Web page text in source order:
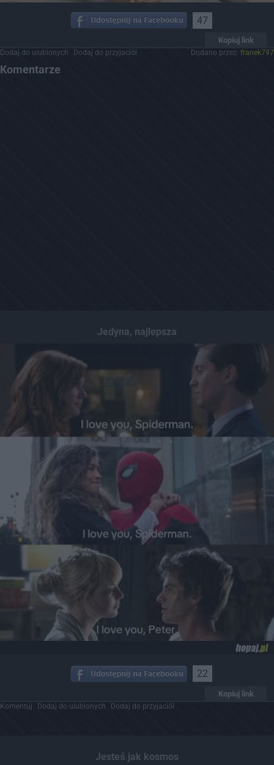
47
Kopiuj link
Dodaj do ulubionych Dodaj do przyjaciół Dodano przez: franek797
Komentarze
Jedyna, najlepsza
22
Kopiuj link
Komentuj Dodaj do ulubionych Dodaj do przyjaciół
Jesteś jak kosmos